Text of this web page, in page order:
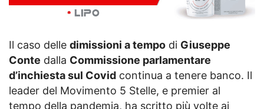
Il caso delle dimissioni a tempo di Giuseppe
Conte dalla Commissione parlamentare
d’inchiesta sul Covid continua a tenere banco. Il
leader del Movimento 5 Stelle, e premier al
tempo della pandemia, ha scritto più volte ai